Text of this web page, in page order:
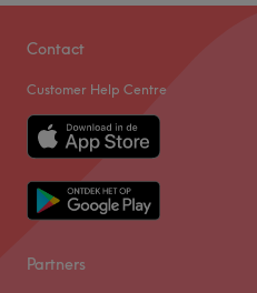
Contact
Customer Help Centre
Partners